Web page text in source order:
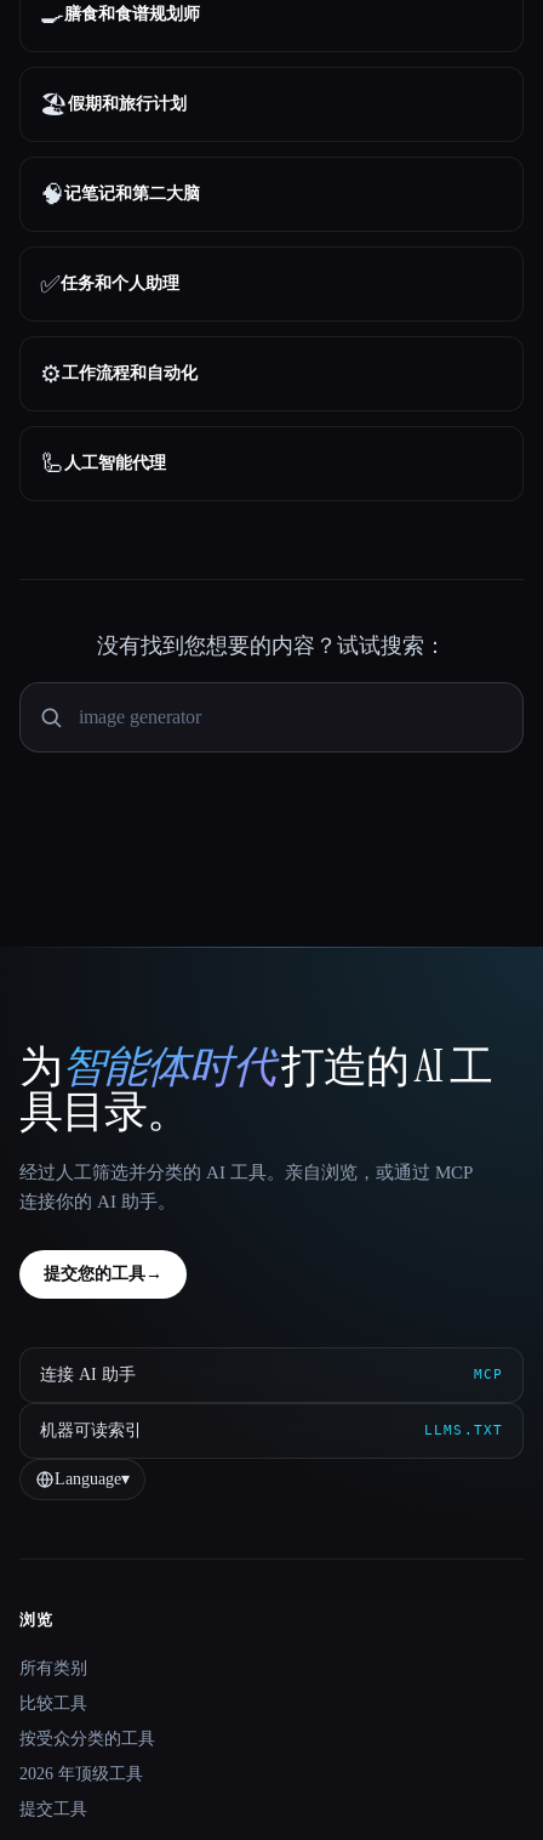
🍳膳食和食谱规划师
🏖假期和旅行计划
🧠记笔记和第二大脑
✅任务和个人助理
⚙️工作流程和自动化
🦾 人工智能代理
没有找到您想要的内容？试试搜索：
That AI Collection
为智能体时代打造的 AI 工
具目录。
经过人工筛选并分类的 AI 工具。亲自浏览，或通过 MCP
连接你的 AI 助手。
提交您的工具→
连接 AI 助手 MCP
机器可读索引 LLMS.TXT
Language▾
Site navigation
浏览
所有类别
比较工具
按受众分类的工具
2026 年顶级工具
提交工具